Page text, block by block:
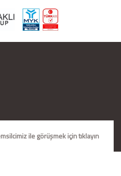
ile görüşmek için tıklayın